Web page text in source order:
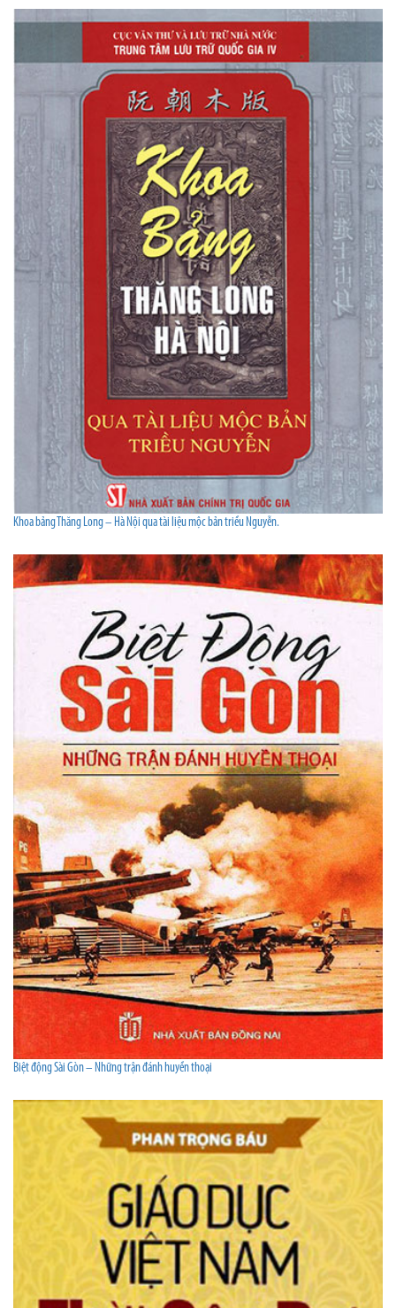
Khoa bảng Thăng Long – Hà Nội qua tài liệu mộc bản triều Nguyễn.
Biệt động Sài Gòn – Những trận đánh huyền thoại